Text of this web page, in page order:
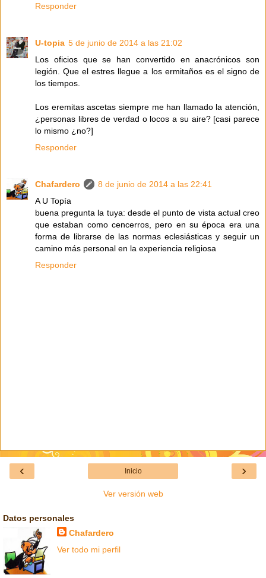
Responder
U-topia 5 de junio de 2014 a las 21:02
Los oficios que se han convertido en anacrónicos son
legión. Que el estres llegue a los ermitaños es el signo de
los tiempos.
Los eremitas ascetas siempre me han llamado la atención,
¿personas libres de verdad o locos a su aire? [casi parece
lo mismo ¿no?]
Responder
Chafardero
8 de junio de 2014 a las 22:41
A U Topía
buena pregunta la tuya: desde el punto de vista actual creo
que estaban como cencerros, pero en su época era una
forma de librarse de las normas eclesiásticas y seguir un
camino más personal en la experiencia religiosa
Responder
‹ ›
Inicio
Ver versión web
Datos personales
Chafardero
Ver todo mi perfil